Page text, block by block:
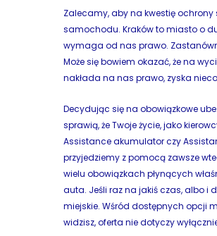
Zalecamy, aby na kwestię
samochodu. Kraków to miasto o
wymaga od nas prawo.
Może się bowiem okazać, że na
nakłada na nas prawo, zyska
Decydując się na obowiązkowe
sprawią, że Twoje życie, jako
Assistance akumulator czy
przyjedziemy z pomocą zawsze
wielu obowiązkach płynących
auta. Jeśli raz na jakiś czas, albo i
miejskie. Wśród dostępnych opcji
widzisz, oferta nie dotyczy